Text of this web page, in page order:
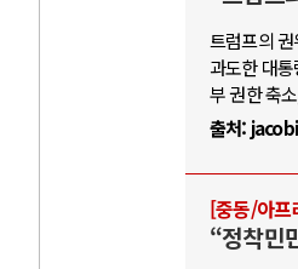
트럼프의
과도한 대
부 권한 축
출처:
[중동/아프
“정착민